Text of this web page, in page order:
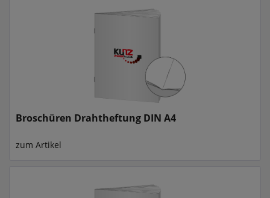
Broschüren Drahtheftung DIN A4
zum Artikel